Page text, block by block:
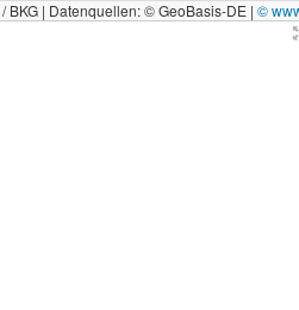
/ BKG | Datenquellen: © GeoBasis-DE | ©